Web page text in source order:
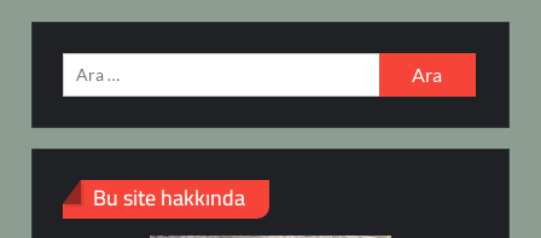
Arama:
Bu site hakkında